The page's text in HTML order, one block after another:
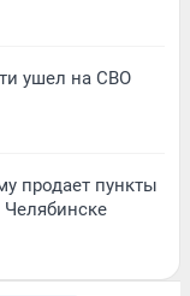
ушел на СВО
продает пункты